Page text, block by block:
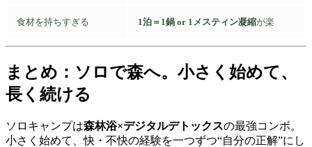
食材を持ちすぎる 1泊＝1鍋 or 1メスティン凝縮が楽
まとめ：ソロで森へ。小さく始めて、
長く続ける
ソロキャンプは森林浴×デジタルデトックスの最強コンボ。
小さく始めて、快・不快の経験を一つずつ“自分の正解”にし